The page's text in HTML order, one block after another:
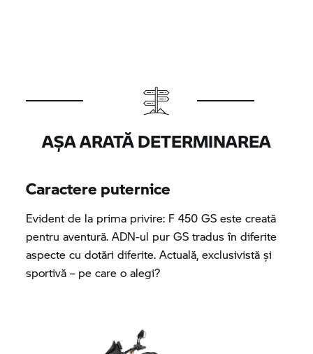
AȘA ARATĂ DETERMINAREA
Caractere puternice
Evident de la prima privire: F 450 GS este creată
pentru aventură. ADN-ul pur GS tradus în diferite
aspecte cu dotări diferite. Actuală, exclusivistă și
sportivă – pe care o alegi?